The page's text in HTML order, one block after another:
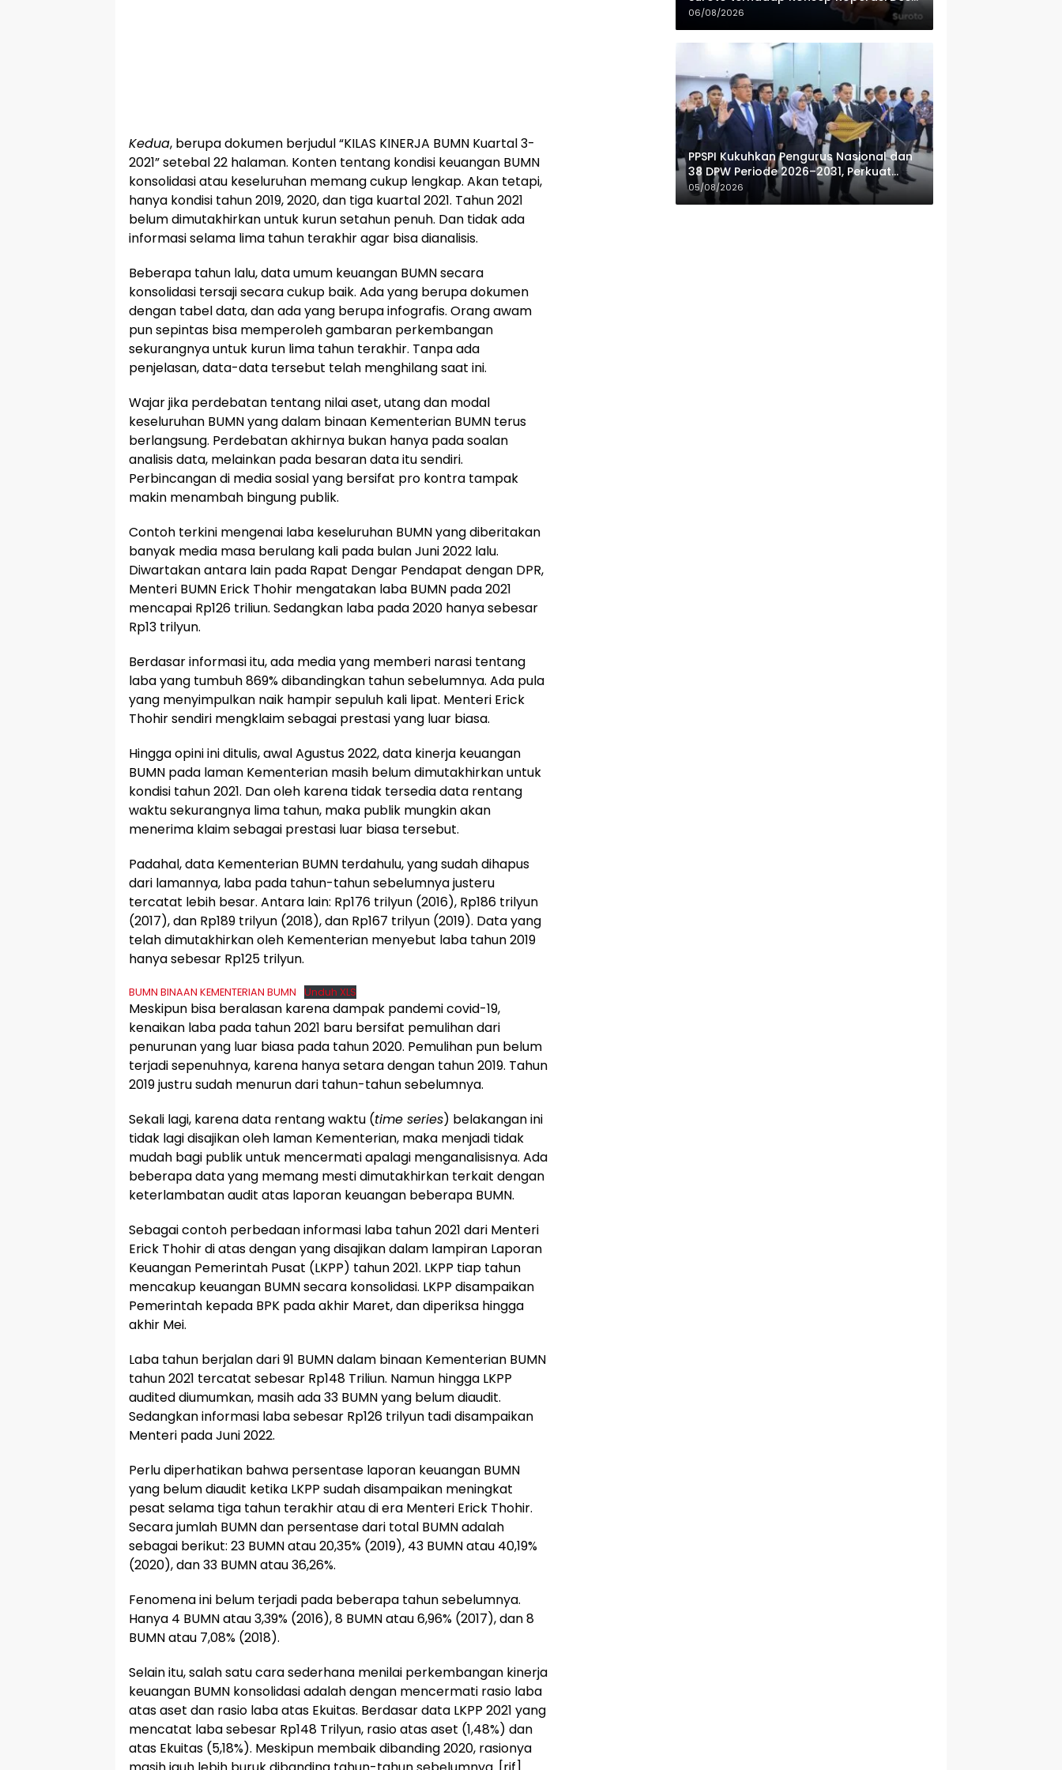
Kedua, berupa dokumen berjudul “KILAS KINERJA BUMN Kuartal 3-
2021” setebal 22 halaman. Konten tentang kondisi keuangan BUMN
konsolidasi atau keseluruhan memang cukup lengkap. Akan tetapi,
hanya kondisi tahun 2019, 2020, dan tiga kuartal 2021. Tahun 2021
belum dimutakhirkan untuk kurun setahun penuh. Dan tidak ada
informasi selama lima tahun terakhir agar bisa dianalisis.
Beberapa tahun lalu, data umum keuangan BUMN secara
konsolidasi tersaji secara cukup baik. Ada yang berupa dokumen
dengan tabel data, dan ada yang berupa infografis. Orang awam
pun sepintas bisa memperoleh gambaran perkembangan
sekurangnya untuk kurun lima tahun terakhir. Tanpa ada
penjelasan, data-data tersebut telah menghilang saat ini.
Wajar jika perdebatan tentang nilai aset, utang dan modal
keseluruhan BUMN yang dalam binaan Kementerian BUMN terus
berlangsung. Perdebatan akhirnya bukan hanya pada soalan
analisis data, melainkan pada besaran data itu sendiri.
Perbincangan di media sosial yang bersifat pro kontra tampak
makin menambah bingung publik.
Contoh terkini mengenai laba keseluruhan BUMN yang diberitakan
banyak media masa berulang kali pada bulan Juni 2022 lalu.
Diwartakan antara lain pada Rapat Dengar Pendapat dengan DPR,
Menteri BUMN Erick Thohir mengatakan laba BUMN pada 2021
mencapai Rp126 triliun. Sedangkan laba pada 2020 hanya sebesar
Rp13 trilyun.
Berdasar informasi itu, ada media yang memberi narasi tentang
laba yang tumbuh 869% dibandingkan tahun sebelumnya. Ada pula
yang menyimpulkan naik hampir sepuluh kali lipat. Menteri Erick
Thohir sendiri mengklaim sebagai prestasi yang luar biasa.
Hingga opini ini ditulis, awal Agustus 2022, data kinerja keuangan
BUMN pada laman Kementerian masih belum dimutakhirkan untuk
kondisi tahun 2021. Dan oleh karena tidak tersedia data rentang
waktu sekurangnya lima tahun, maka publik mungkin akan
menerima klaim sebagai prestasi luar biasa tersebut.
Padahal, data Kementerian BUMN terdahulu, yang sudah dihapus
dari lamannya, laba pada tahun-tahun sebelumnya justeru
tercatat lebih besar. Antara lain: Rp176 trilyun (2016), Rp186 trilyun
(2017), dan Rp189 trilyun (2018), dan Rp167 trilyun (2019). Data yang
telah dimutakhirkan oleh Kementerian menyebut laba tahun 2019
hanya sebesar Rp125 trilyun.
BUMN BINAAN KEMENTERIAN BUMN Unduh XLS
Meskipun bisa beralasan karena dampak pandemi covid-19,
kenaikan laba pada tahun 2021 baru bersifat pemulihan dari
penurunan yang luar biasa pada tahun 2020. Pemulihan pun belum
terjadi sepenuhnya, karena hanya setara dengan tahun 2019. Tahun
2019 justru sudah menurun dari tahun-tahun sebelumnya.
Sekali lagi, karena data rentang waktu (time series) belakangan ini
tidak lagi disajikan oleh laman Kementerian, maka menjadi tidak
mudah bagi publik untuk mencermati apalagi menganalisisnya. Ada
beberapa data yang memang mesti dimutakhirkan terkait dengan
keterlambatan audit atas laporan keuangan beberapa BUMN.
Sebagai contoh perbedaan informasi laba tahun 2021 dari Menteri
Erick Thohir di atas dengan yang disajikan dalam lampiran Laporan
Keuangan Pemerintah Pusat (LKPP) tahun 2021. LKPP tiap tahun
mencakup keuangan BUMN secara konsolidasi. LKPP disampaikan
Pemerintah kepada BPK pada akhir Maret, dan diperiksa hingga
akhir Mei.
Laba tahun berjalan dari 91 BUMN dalam binaan Kementerian BUMN
tahun 2021 tercatat sebesar Rp148 Triliun. Namun hingga LKPP
audited diumumkan, masih ada 33 BUMN yang belum diaudit.
Sedangkan informasi laba sebesar Rp126 trilyun tadi disampaikan
Menteri pada Juni 2022.
Perlu diperhatikan bahwa persentase laporan keuangan BUMN
yang belum diaudit ketika LKPP sudah disampaikan meningkat
pesat selama tiga tahun terakhir atau di era Menteri Erick Thohir.
Secara jumlah BUMN dan persentase dari total BUMN adalah
sebagai berikut: 23 BUMN atau 20,35% (2019), 43 BUMN atau 40,19%
(2020), dan 33 BUMN atau 36,26%.
Fenomena ini belum terjadi pada beberapa tahun sebelumnya.
Hanya 4 BUMN atau 3,39% (2016), 8 BUMN atau 6,96% (2017), dan 8
BUMN atau 7,08% (2018).
Selain itu, salah satu cara sederhana menilai perkembangan kinerja
keuangan BUMN konsolidasi adalah dengan mencermati rasio laba
atas aset dan rasio laba atas Ekuitas. Berdasar data LKPP 2021 yang
mencatat laba sebesar Rp148 Trilyun, rasio atas aset (1,48%) dan
atas Ekuitas (5,18%). Meskipun membaik dibanding 2020, rasionya
Merah Putih
06/08/2026
PPSPI Kukuhkan Pengurus Nasional dan
38 DPW Periode 2026–2031, Perkuat
Profesionalisme Sektor Publik
05/08/2026